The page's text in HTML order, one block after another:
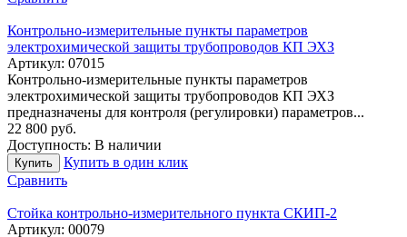
Контрольно-измерительные пункты параметров
электрохимической защиты трубопроводов КП ЭХЗ
Артикул: 07015
Контрольно-измерительные пункты параметров
электрохимической защиты трубопроводов КП ЭХЗ
предназначены для контроля (регулировки) параметров...
22 800 руб.
Доступность: В наличии
Купить
Купить в один клик
Сравнить
Стойка контрольно-измерительного пункта СКИП-2
Артикул: 00079